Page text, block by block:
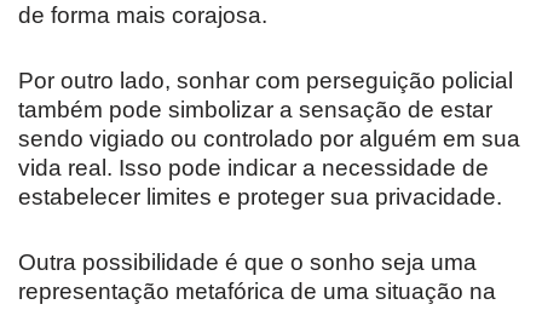
de forma mais corajosa.
Por outro lado, sonhar com perseguição policial
também pode simbolizar a sensação de estar
sendo vigiado ou controlado por alguém em sua
vida real. Isso pode indicar a necessidade de
estabelecer limites e proteger sua privacidade.
Outra possibilidade é que o sonho seja uma
representação metafórica de uma situação na